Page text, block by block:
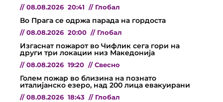
// 08.08.2026 20:41 // Глобал
Во Прага се одржа парада на гордоста
// 08.08.2026 20:00 // Глобал
Изгаснат пожарот во Чифлик сега гори на
други три локации низ Македонија
// 08.08.2026 19:20 // Свесно
Голем пожар во близина на познато
италијанско езеро, над 200 лица евакуирани
// 08.08.2026 18:43 // Глобал